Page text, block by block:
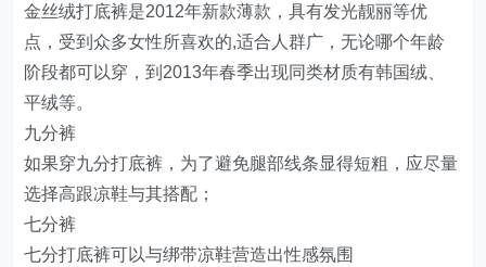
金丝绒打底裤是2012年新款薄款，具有发光靓丽等优
点，受到众多女性所喜欢的,适合人群广，无论哪个年龄
阶段都可以穿，到2013年春季出现同类材质有韩国绒、
平绒等。
九分裤
如果穿九分打底裤，为了避免腿部线条显得短粗，应尽量
选择高跟凉鞋与其搭配；
七分裤
七分打底裤可以与绑带凉鞋营造出性感氛围